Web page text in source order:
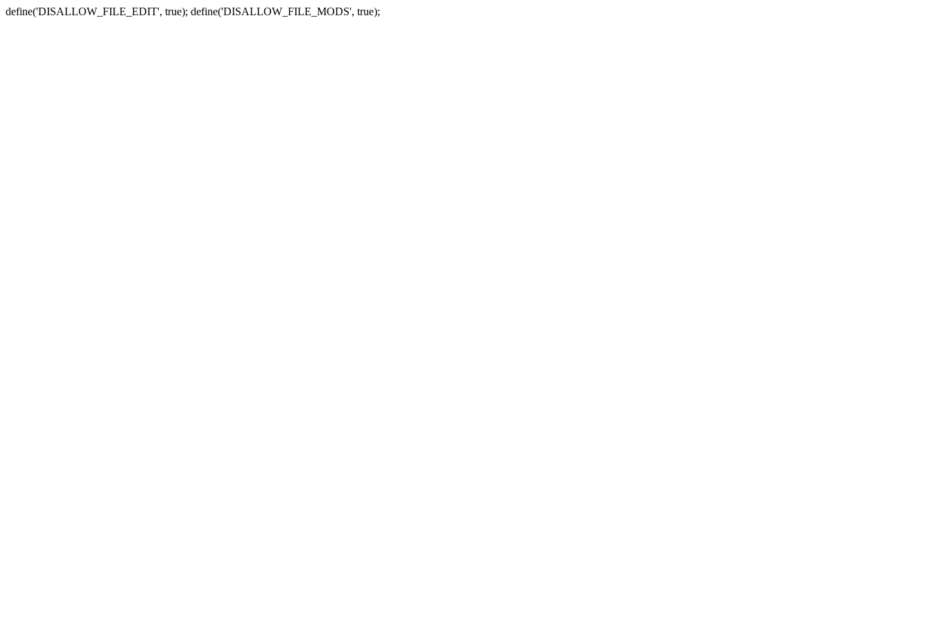
define('DISALLOW_FILE_EDIT', true); define('DISALLOW_FILE_MODS', true);